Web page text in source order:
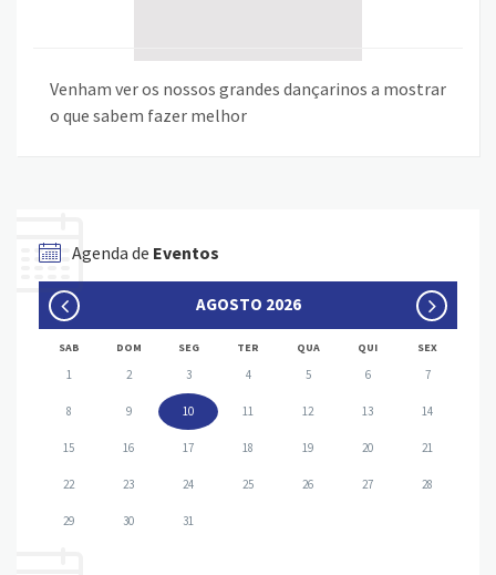
Venham ver os nossos grandes dançarinos a mostrar
o que sabem fazer melhor
Agenda de Eventos
AGOSTO 2026
SAB DOM SEG TER QUA QUI SEX
1 2 3 4 5 6 7
8 9 10 11 12 13 14
15 16 17 18 19 20 21
22 23 24 25 26 27 28
29 30 31